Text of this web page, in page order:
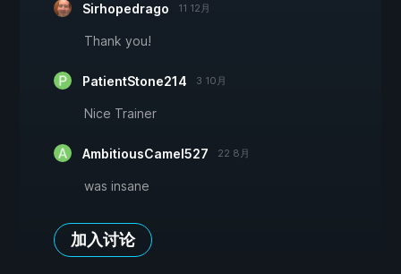
Sirhopedrago 11 12月
Thank you!
PatientStone214 3 10月
Nice Trainer
AmbitiousCamel527 22 8月
was insane
加入讨论